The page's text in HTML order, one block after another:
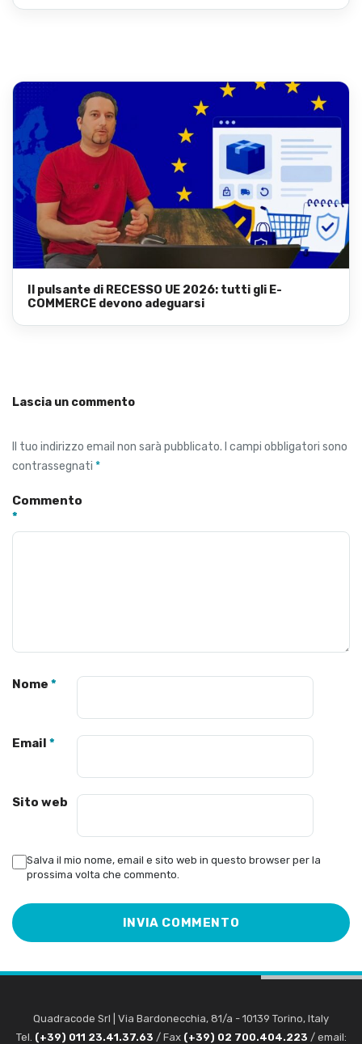
Il pulsante di RECESSO UE 2026: tutti gli E-
COMMERCE devono adeguarsi
Lascia un commento
Il tuo indirizzo email non sarà pubblicato. I campi obbligatori sono
contrassegnati *
Commento
*
Nome *
Email *
Sito web
Salva il mio nome, email e sito web in questo browser per la
prossima volta che commento.
Quadracode Srl Via Bardonecchia, 81/a - 10139 Torino, Italy
Tel. (+39) 011 23.41.37.63 / Fax (+39) 02 700.404.223 / email: